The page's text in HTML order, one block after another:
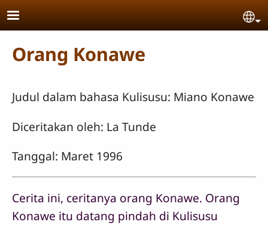
Skip to main content
Orang Konawe
Judul dalam bahasa Kulisusu: Miano Konawe
Diceritakan oleh: La Tunde
Tanggal: Maret 1996
Cerita ini, ceritanya orang Konawe. Orang
Konawe itu datang pindah di Kulisusu